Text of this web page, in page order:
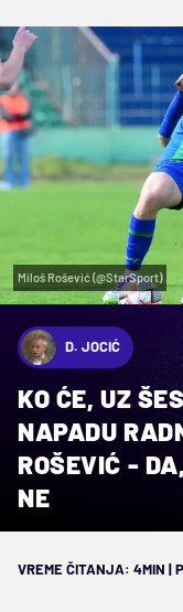
Miloš Rošević (@StarSport)
D. JOCIĆ
KO ĆE, UZ
NAPADU
ROŠEVIĆ -
NE
VREME ČITANJA: 4MIN |